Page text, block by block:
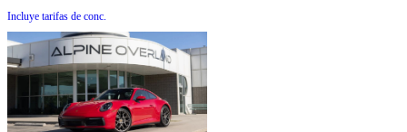
Incluye tarifas de conc.